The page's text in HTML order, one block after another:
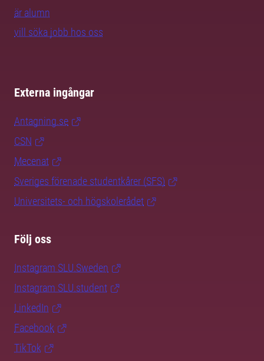
är alumn
vill söka jobb hos oss
Externa ingångar
Antagning.se
CSN
Mecenat
Sveriges förenade studentkårer (SFS)
Universitets- och högskolerådet
Följ oss
Instagram SLU.Sweden
Instagram SLU.student
LinkedIn
Facebook
TikTok